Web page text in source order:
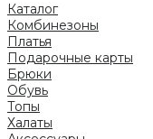
Каталог
Комбинезоны
Платья
Подарочные карты
Брюки
Обувь
Топы
Халаты